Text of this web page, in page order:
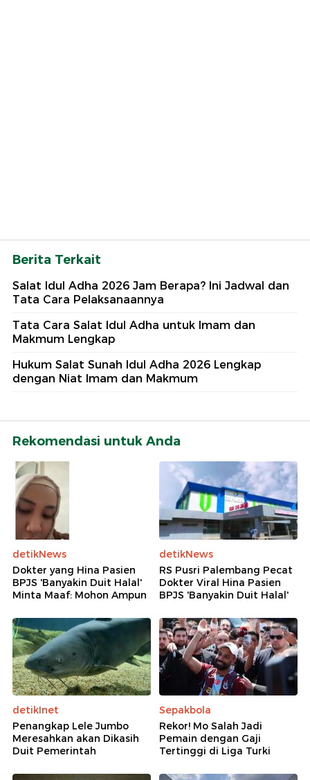
Berita Terkait
Salat Idul Adha 2026 Jam Berapa? Ini Jadwal dan
Tata Cara Pelaksanaannya
Tata Cara Salat Idul Adha untuk Imam dan
Makmum Lengkap
Hukum Salat Sunah Idul Adha 2026 Lengkap
dengan Niat Imam dan Makmum
Rekomendasi untuk Anda
detikNews
Dokter yang Hina Pasien
BPJS 'Banyakin Duit Halal'
Minta Maaf: Mohon Ampun
detikNews
RS Pusri Palembang Pecat
Dokter Viral Hina Pasien
BPJS 'Banyakin Duit Halal'
detikInet
Penangkap Lele Jumbo
Meresahkan akan Dikasih
Duit Pemerintah
Sepakbola
Rekor! Mo Salah Jadi
Pemain dengan Gaji
Tertinggi di Liga Turki